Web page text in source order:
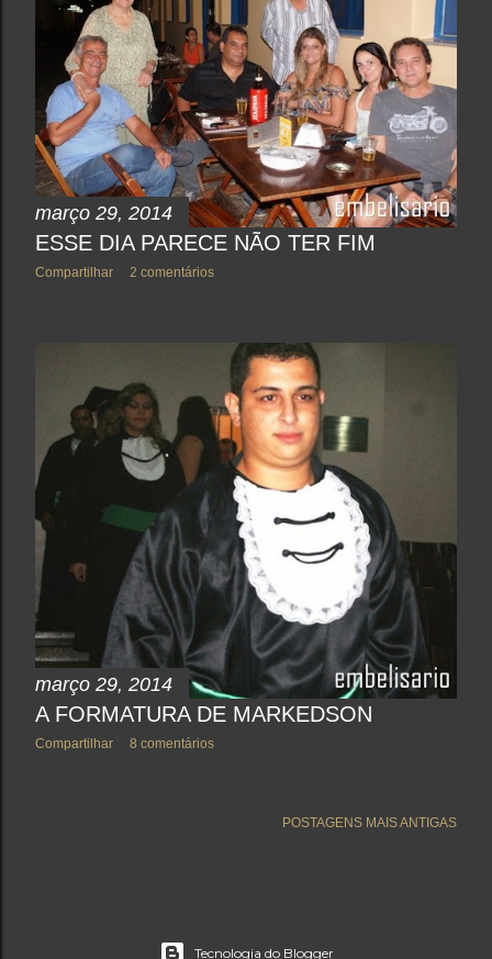
março 29, 2014
ESSE DIA PARECE NÃO TER FIM
Compartilhar 2 comentários
março 29, 2014
A FORMATURA DE MARKEDSON
Compartilhar 8 comentários
POSTAGENS MAIS ANTIGAS
Tecnologia do Blogger